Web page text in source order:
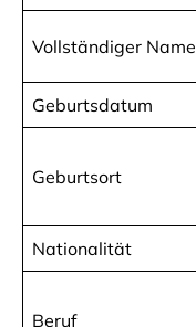
Vollständiger Name
Geburtsdatum
Geburtsort
Nationalität
Beruf